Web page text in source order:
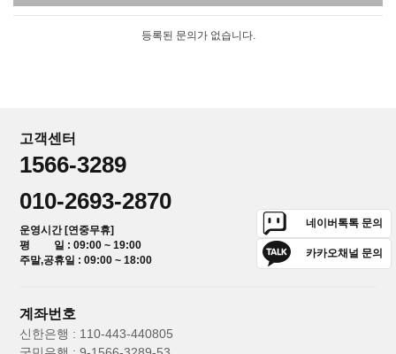
등록된 문의가 없습니다.
고객센터
1566-3289
010-2693-2870
운영시간 [연중무휴]
평 일 : 09:00 ~ 19:00
주말,공휴일 : 09:00 ~ 18:00
네이버톡톡 문의
카카오채널 문의
계좌번호
신한은행 : 110-443-440805